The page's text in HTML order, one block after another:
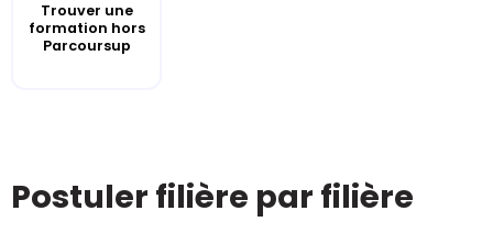
Trouver une
formation hors
Parcoursup
Postuler filière par filière